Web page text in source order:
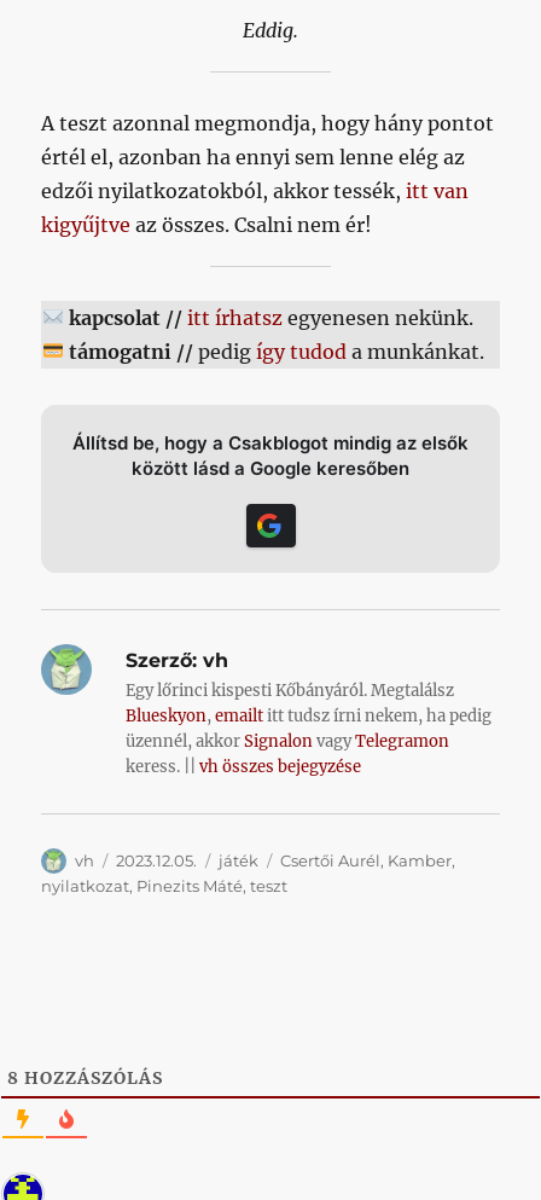
Eddig.
A teszt azonnal megmondja, hogy hány pontot
értél el, azonban ha ennyi sem lenne elég az
edzői nyilatkozatokból, akkor tessék,itt van
kigyűjtve az összes. Csalni nem ér!
kapcsolat // itt írhatszegyenesen nekünk.
támogatni //pedig így tudod a munkánkat.
Állítsd be, hogy a Csakblogot mindig az elsők
között lásd a Google keresőben
Szerző: vh
Egy lőrinci kispesti Kőbányáról. Megtalálsz
Blueskyon,emailtitt tudsz írni nekem, ha pedig
üzennél, akkorSignalonvagyTelegramon
keress. ||vh összes bejegyzése
Szerző
vh Közzétéve
2023.12.05. Kategória
játék Címke
Csertői Aurél, Kamber,
nyilatkozat, Pinezits Máté,teszt
8 HOZZÁSZÓLÁS